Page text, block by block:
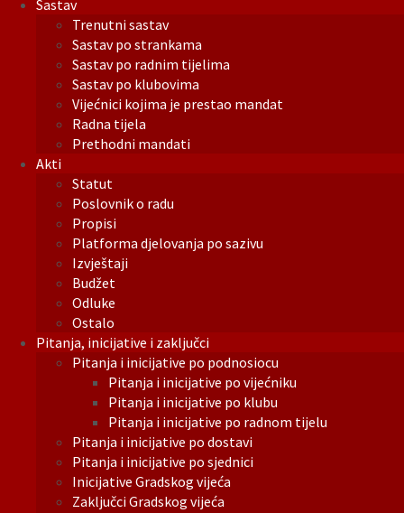
Sastav
Trenutni sastav
Sastav po strankama
Sastav po radnim tijelima
Sastav po klubovima
Vijećnici kojima je prestao mandat
Radna tijela
Prethodni mandati
Akti
Statut
Poslovnik o radu
Propisi
Platforma djelovanja po sazivu
Izvještaji
Budžet
Odluke
Ostalo
Pitanja, inicijative i zaključci
Pitanja i inicijative po podnosiocu
Pitanja i inicijative po vijećniku
Pitanja i inicijative po klubu
Pitanja i inicijative po radnom tijelu
Pitanja i inicijative po dostavi
Pitanja i inicijative po sjednici
Inicijative Gradskog vijeća
Zaključci Gradskog vijeća